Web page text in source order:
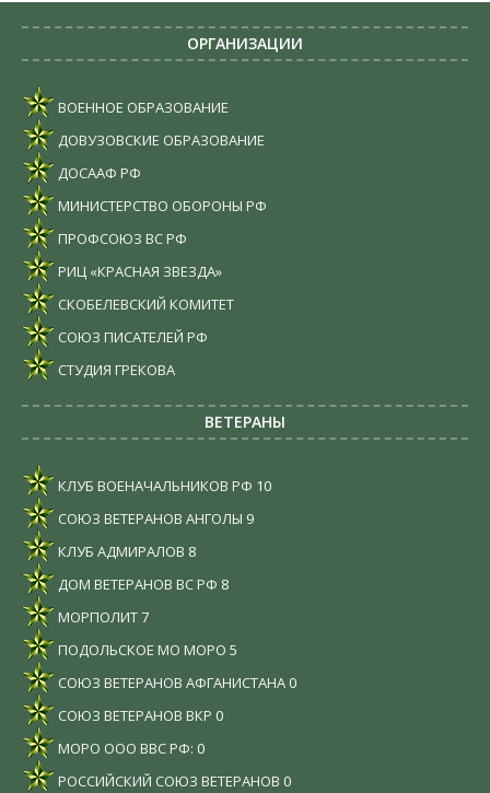
ОРГАНИЗАЦИИ
ВОЕННОЕ ОБРАЗОВАНИЕ
ДОВУЗОВСКИЕ ОБРАЗОВАНИЕ
ДОСААФ РФ
МИНИСТЕРСТВО ОБОРОНЫ РФ
ПРОФСОЮЗ ВС РФ
РИЦ «КРАСНАЯ ЗВЕЗДА»
СКОБЕЛЕВСКИЙ КОМИТЕТ
СОЮЗ ПИСАТЕЛЕЙ РФ
СТУДИЯ ГРЕКОВА
ВЕТЕРАНЫ
КЛУБ ВОЕНАЧАЛЬНИКОВ РФ 10
СОЮЗ ВЕТЕРАНОВ АНГОЛЫ 9
КЛУБ АДМИРАЛОВ 8
ДОМ ВЕТЕРАНОВ ВС РФ 8
МОРПОЛИТ7
ПОДОЛЬСКОЕ МО МОРО 5
СОЮЗ ВЕТЕРАНОВ АФГАНИСТАНА 0
СОЮЗ ВЕТЕРАНОВ ВКР 0
МОРО ООО ВВС РФ: 0
РОССИЙСКИЙ СОЮЗ ВЕТЕРАНОВ 0